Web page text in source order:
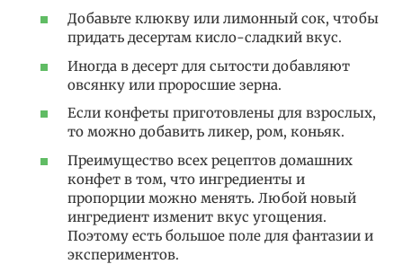
Добавьте клюкву или лимонный сок, чтобы
придать десертам кисло-сладкий вкус.
Иногда в десерт для сытости добавляют
овсянку или проросшие зерна.
Если конфеты приготовлены для взрослых,
то можно добавить ликер, ром, коньяк.
Преимущество всех рецептов домашних
конфет в том, что ингредиенты и
пропорции можно менять. Любой новый
ингредиент изменит вкус угощения.
Поэтому есть большое поле для фантазии и
экспериментов.